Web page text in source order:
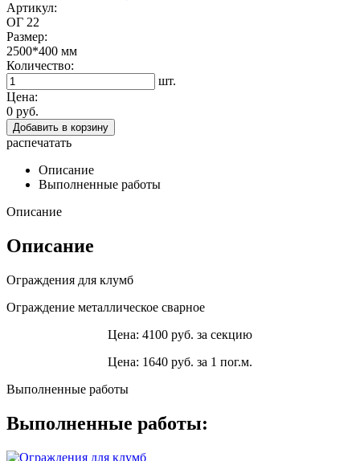
Артикул:
ОГ 22
Размер:
2500*400 мм
Количество:
шт.
Цена:
0 руб.
Добавить в корзину
распечатать
Описание
Выполненные работы
Описание
Описание
Ограждения для клумб
Ограждение металлическое сварное
Цена: 4100 руб. за секцию
Цена: 1640 руб. за 1 пог.м.
Выполненные работы
Выполненные работы: